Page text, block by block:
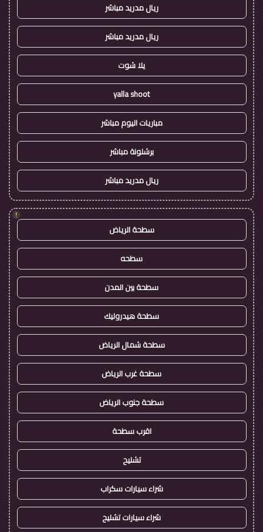
ريال مدريد مباشر
ريال مدريد مباشر
يلا شوت
yalla shoot
مباريات اليوم مباشر
برشلونة مباشر
ريال مدريد مباشر
!
سطحة الرياض
سطحه
سطحة بين المدن
سطحة هيدروليك
سطحة شمال الرياض
سطحة غرب الرياض
سطحة جنوب الرياض
اقرب سطحة
تشليح
شراء سيارات سكراب
شراء سيارات تشليح